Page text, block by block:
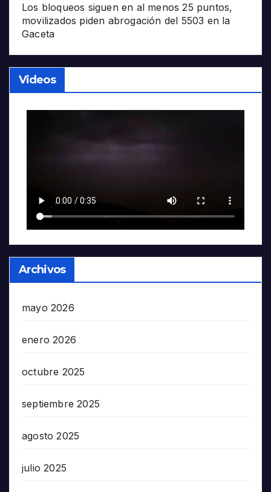
Los bloqueos siguen en al menos 25 puntos,
movilizados piden abrogación del 5503 en la
Gaceta
Videos
Archivos
mayo 2026
enero 2026
octubre 2025
septiembre 2025
agosto 2025
julio 2025